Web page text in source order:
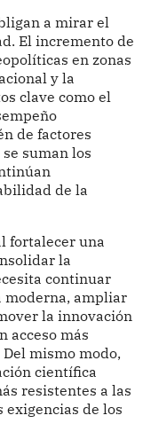
a mirar el
El incremento de
en zonas
y la
clave como el
de factores
suman los
de la
fortalecer una
la
continuar
ampliar
la innovación
acceso más
mismo modo,
científica
resistentes a las
exigencias de los